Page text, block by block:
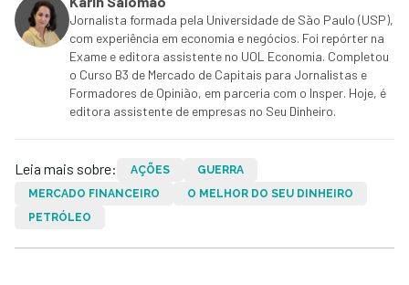
Jornalista formada pela Universidade de São Paulo (USP),
com experiência em economia e negócios. Foi repórter na
Exame e editora assistente no UOL Economia. Completou
o Curso B3 de Mercado de Capitais para Jornalistas e
Formadores de Opinião, em parceria com o Insper. Hoje, é
editora assistente de empresas no Seu Dinheiro.
Leia mais sobre: AÇÕES
GUERRA
MERCADO FINANCEIRO
O MELHOR DO SEU DINHEIRO
PETRÓLEO